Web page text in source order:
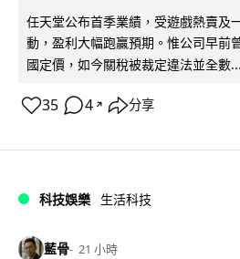
任天堂公布首季業績，受遊戲熱賣及
動，盈利大幅跑贏預期。惟公司早前
國定價，如今關稅被裁定違法並全數...
35 4 ↗ 分享
科技娛樂 生活科技
藍骨 21 小時